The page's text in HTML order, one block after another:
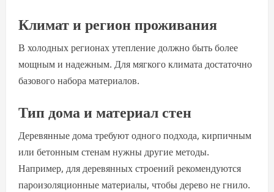
Климат и регион проживания
В холодных регионах утепление должно быть более
мощным и надежным. Для мягкого климата достаточно
базового набора материалов.
Тип дома и материал стен
Деревянные дома требуют одного подхода, кирпичным
или бетонным стенам нужны другие методы.
Например, для деревянных строений рекомендуются
пароизоляционные материалы, чтобы дерево не гнило.